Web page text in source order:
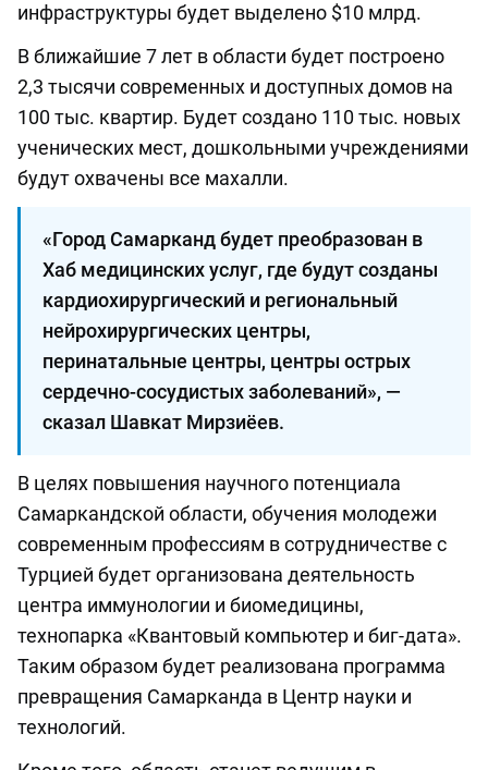
инфраструктуры будет выделено $10 млрд.
В ближайшие 7 лет в области будет построено
2,3 тысячи современных и доступных домов на
100 тыс. квартир. Будет создано 110 тыс. новых
ученических мест, дошкольными учреждениями
будут охвачены все махалли.
«Город Самарканд будет преобразован в
Хаб медицинских услуг, где будут созданы
кардиохирургический и региональный
нейрохирургических центры,
перинатальные центры, центры острых
сердечно-сосудистых заболеваний», —
сказал Шавкат Мирзиёев.
В целях повышения научного потенциала
Самаркандской области, обучения молодежи
современным профессиям в сотрудничестве с
Турцией будет организована деятельность
центра иммунологии и биомедицины,
технопарка «Квантовый компьютер и биг-дата».
Таким образом будет реализована программа
превращения Самарканда в Центр науки и
технологий.